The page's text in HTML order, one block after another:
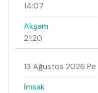
14:07
Akşam
21:20
13 Ağustos 2026 Pe
İmsak